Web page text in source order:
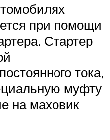
при помощи
Стартер
тока,
муфту
на маховик